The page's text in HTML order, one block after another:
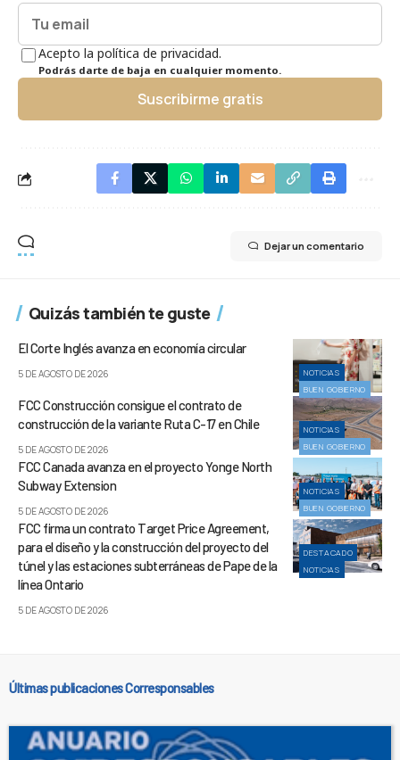
Acepto la política de privacidad.
Podrás darte de baja en cualquier momento.
Suscribirme gratis
Dejar un comentario
Quizás también te guste
NOTICIAS
BUEN GOBIERNO
El Corte Inglés avanza en economía circular
5 DE AGOSTO DE 2026
NOTICIAS
BUEN GOBIERNO
FCC Construcción consigue el contrato de
construcción de la variante Ruta C-17 en Chile
5 DE AGOSTO DE 2026
NOTICIAS
BUEN GOBIERNO
FCC Canada avanza en el proyecto Yonge North
Subway Extension
5 DE AGOSTO DE 2026
DESTACADO
NOTICIAS
FCC firma un contrato Target Price Agreement,
para el diseño y la construcción del proyecto del
túnel y las estaciones subterráneas de Pape de la
línea Ontario
5 DE AGOSTO DE 2026
Últimas publicaciones Corresponsables